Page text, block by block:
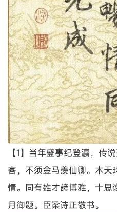
【1】当年盛事纪登瀛，传
客，不须金马羡仙卿。木天
情。同有雄才誇博雅，十思
月御题。臣梁诗正敬书。